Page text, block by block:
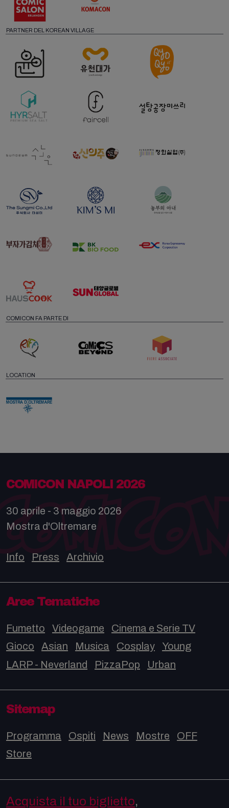
PARTNER DEL KOREAN VILLAGE
COMICON FA PARTE DI
LOCATION
COMICON NAPOLI 2026
30 aprile - 3 maggio 2026
Mostra d'Oltremare
Info Press Archivio
Aree Tematiche
Fumetto Videogame
Cinema e Serie TV
Gioco
Asian Musica Cosplay
Young
LARP - Neverland
PizzaPop Urban
Sitemap
Programma Ospiti News Mostre
OFF
Store
Acquista il tuo biglietto,